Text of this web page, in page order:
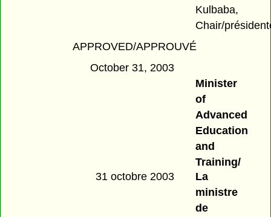
Kulbaba,
Chair/
APPROVED/APPROUVÉ
October 31, 2003
Minister
of
Advanced
Education
and
Training/
31 octobre 2003
La
ministre
de